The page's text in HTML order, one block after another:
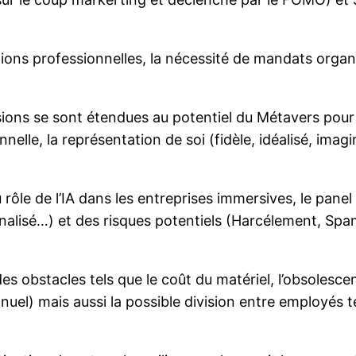
professionnelles, la nécessité de mandats
se sont étendues au potentiel du Métavers
la représentation de soi (fidèle, idéalisé,
de l’IA dans les entreprises immersives, le
et des risques potentiels (Harcélement,
obstacles tels que le coût du matériel,
mais aussi la possible division entre